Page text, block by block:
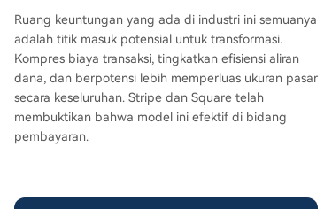
Ruang keuntungan yang ada di industri ini semuanya
adalah titik masuk potensial untuk transformasi.
Kompres biaya transaksi, tingkatkan efisiensi aliran
dana, dan berpotensi lebih memperluas ukuran pasar
secara keseluruhan. Stripe dan Square telah
membuktikan bahwa model ini efektif di bidang
pembayaran.